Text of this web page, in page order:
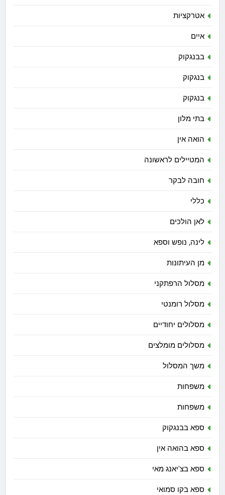
אטרקציות
איים
בבנגקוק
בנגקוק
בנגקוק
בתי מלון
הואה אין
המטיילים לראשונה
חובה לבקר
כללי
לאן הולכים
לינה, נופש וספא
מן העיתונות
מסלול הרפתקני
מסלול רומנטי
מסלולים יחודיים
מסלולים מומלצים
משך המסלול
משפחות
משפחות
ספא בבנגקוק
ספא בהואה אין
ספא בצ'יאנג מאי
ספא בקו סמואי